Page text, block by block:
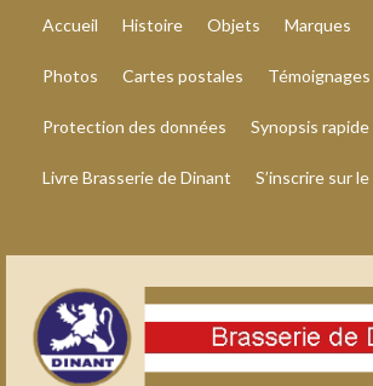
Accueil Histoire Objets Marques
Photos Cartes postales Témoignages
Protection des données Synopsis rapide
Livre Brasserie de Dinant S’inscrire sur